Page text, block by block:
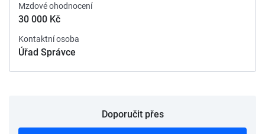
Mzdové ohodnocení
30 000 Kč
Kontaktní osoba
Úřad Správce
Doporučit přes